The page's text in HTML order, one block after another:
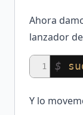
Ahora
lanzador
1 $
Y lo